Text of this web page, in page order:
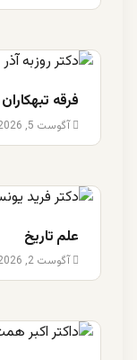
فرقه
آگوست 5, 2026
علم تاریخ
آگوست 2, 2026